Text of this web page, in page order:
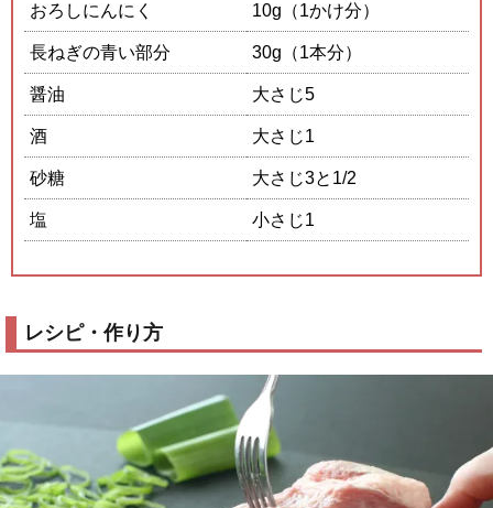
おろしにんにく 10g（1かけ分）
長ねぎの青い部分 30g（1本分）
醤油 大さじ5
酒 大さじ1
砂糖 大さじ3と1/2
塩 小さじ1
レシピ・作り方